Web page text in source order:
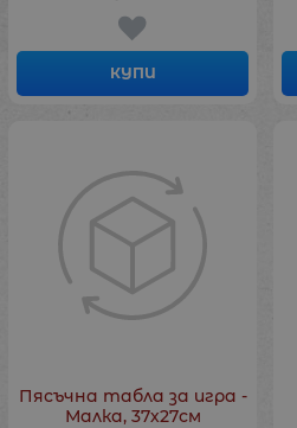
КУПИ
Пясъчна табла за игра -
Малка, 37х27см